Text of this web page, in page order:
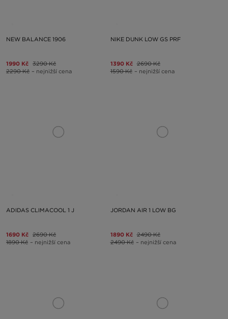
NEW BALANCE 1906
1990 Kč 3290 Kč
2290 Kč – nejnižší cena
NIKE DUNK LOW GS PRF
1390 Kč 2690 Kč
1590 Kč – nejnižší cena
ADIDAS CLIMACOOL 1 J
1690 Kč 2690 Kč
1890 Kč – nejnižší cena
JORDAN AIR 1 LOW BG
1890 Kč 2490 Kč
2490 Kč – nejnižší cena